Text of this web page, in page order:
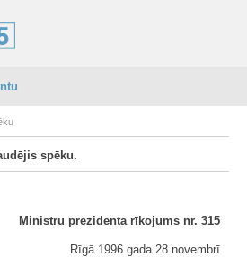
spēku.
Ministru prezidenta rīkojums nr. 315
Rīgā 1996.gada 28.novembrī